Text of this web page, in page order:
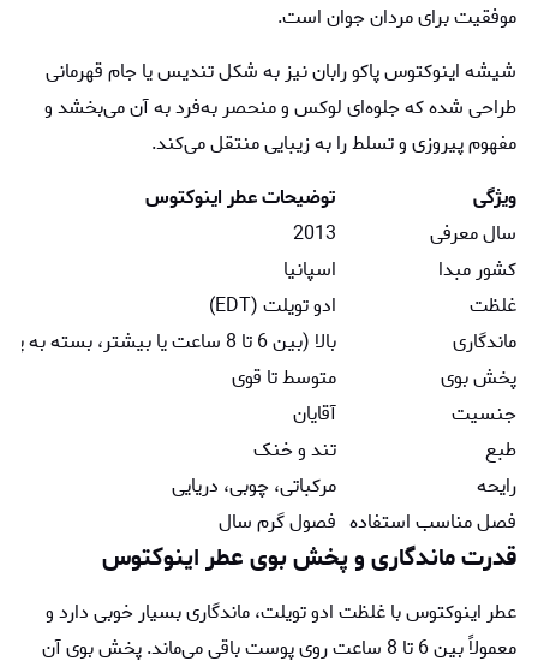
موفقیت برای مردان جوان است.
شیشه اینوکتوس پاکو رابان نیز به شکل تندیس یا جام قهرمانی
طراحی شده که جلوه‌ای لوکس و منحصر به‌فرد به آن می‌بخشد و
مفهوم پیروزی و تسلط را به زیبایی منتقل می‌کند.
ویژگی
توضیحات عطر اینوکتوس
سال معرفی
2013
کشور مبدا
اسپانیا
غلظت
ادو تویلت (EDT)
ماندگاری
بالا (بین 6 تا 8 ساعت یا بیشتر، بسته به پوست)
پخش بوی
متوسط تا قوی
جنسیت
آقایان
طبع
تند و خنک
رایحه
مرکباتی، چوبی، دریایی
فصل مناسب استفاده فصول گرم سال
قدرت ماندگاری و پخش بوی عطر اینوکتوس
عطر اینوکتوس با غلظت ادو تویلت، ماندگاری بسیار خوبی دارد و
معمولاً بین 6 تا 8 ساعت روی پوست باقی می‌ماند. پخش بوی آن